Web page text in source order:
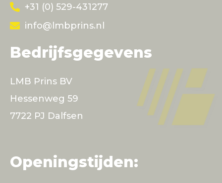
+31 (0) 529-431277
info@lmbprins.nl
Bedrijfsgegevens
LMB Prins BV
Hessenweg 59
7722 PJ Dalfsen
Openingstijden: